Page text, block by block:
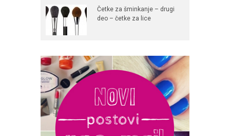
Četke za šminkanje – drugi
deo – četke za lice